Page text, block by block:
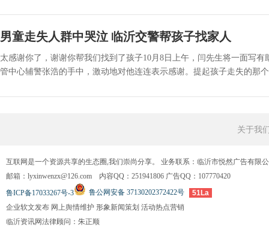
男童走失人群中哭泣 临沂交警帮孩子找家人
太感谢你了，谢谢你帮我们找到了孩子10月8日上午，闫先生将一面写
管中心辅警张浩的手中，激动地对他连连表示感谢。提起孩子走失的那
关于我
互联网是一个资源共享的生态圈,我们崇尚分享。 业务联系：临沂市悦然广告有限
邮箱：lyxinwenzx@126.com 内容QQ：251941806 广告QQ：107770420
鲁ICP备17033267号-3
鲁公网安备 37130202372422号
51La
企业软文发布 网上舆情维护 形象新闻策划 活动热点营销
临沂资讯网法律顾问：朱正顺